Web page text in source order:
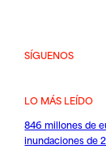
SÍGUENOS
LO MÁS LEÍDO
846 millones de
inundaciones de